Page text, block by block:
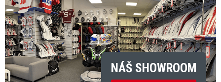
NÁŠ SHOWROOM